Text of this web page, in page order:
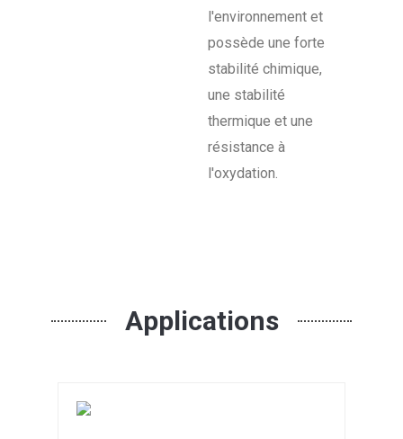
l'environnement et
possède une forte
stabilité chimique,
une stabilité
thermique et une
résistance à
l'oxydation.
Applications